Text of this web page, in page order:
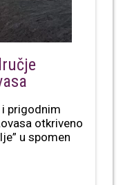
i prigodnim
otkriveno
u spomen